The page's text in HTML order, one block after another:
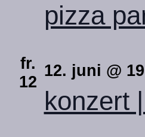
pizza
fr.
12
konzert
12. juni @